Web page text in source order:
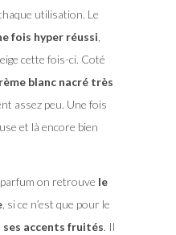
utilisation. Le
fois hyper réussi
cette fois-ci. Coté
blanc nacré très
assez peu. Une fois
et là encore bien
on retrouve le
, si ce n’est que pour le
ses accents fruités. Il